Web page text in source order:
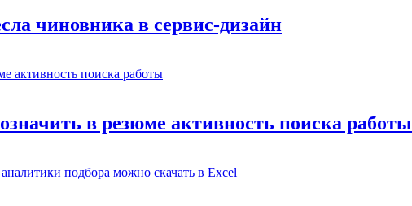
чиновника в сервис-дизайн
в резюме активность поиска работы